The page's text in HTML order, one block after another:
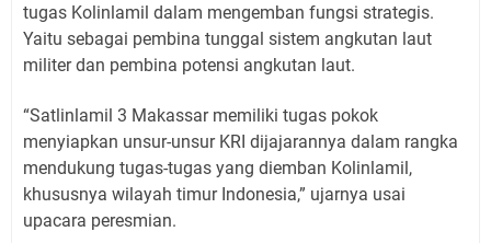
tugas Kolinlamil dalam mengemban fungsi strategis.
Yaitu sebagai pembina tunggal sistem angkutan laut
militer dan pembina potensi angkutan laut.
“Satlinlamil 3 Makassar memiliki tugas pokok
menyiapkan unsur-unsur KRI dijajarannya dalam rangka
mendukung tugas-tugas yang diemban Kolinlamil,
khususnya wilayah timur Indonesia,” ujarnya usai
upacara peresmian.